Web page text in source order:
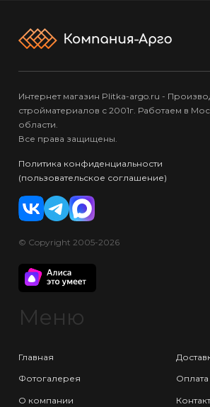
Интернет магазин Plitka-argo.ru -
стройматериалов с 2001г. Работаем в
области.
Все права защищены.
Политика конфиденциальности
(пользовательское соглашение)
© Copyright 2005-2026
Меню
Главная
Фотогалерея
О компании
Оплата